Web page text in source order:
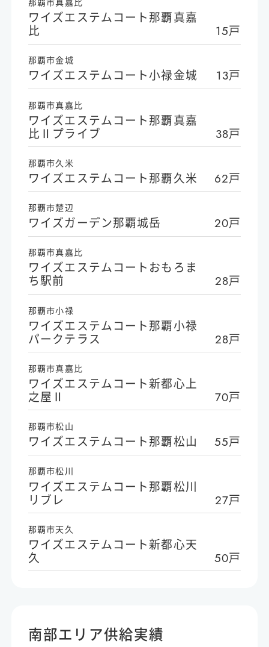
那覇市真嘉比
ワイズエステムコート那覇真嘉
比
15戸
那覇市金城
ワイズエステムコート小禄金城 13戸
那覇市真嘉比
ワイズエステムコート那覇真嘉
比Ⅱプライブ
38戸
那覇市久米
ワイズエステムコート那覇久米 62戸
那覇市楚辺
ワイズガーデン那覇城岳 20戸
那覇市真嘉比
ワイズエステムコートおもろま
ち駅前
28戸
那覇市小禄
ワイズエステムコート那覇小禄
パークテラス
28戸
那覇市真嘉比
ワイズエステムコート新都心上
之屋Ⅱ
70戸
那覇市松山
ワイズエステムコート那覇松山 55戸
那覇市松川
ワイズエステムコート那覇松川
リブレ
27戸
那覇市天久
ワイズエステムコート新都心天
久
50戸
南部エリア供給実績